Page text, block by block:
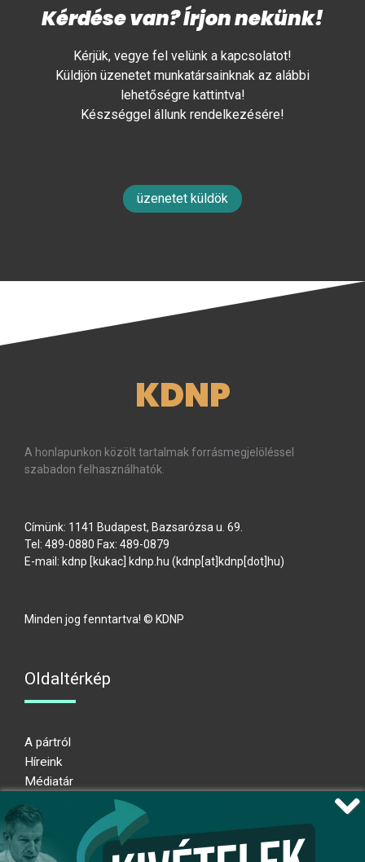
Kérdése van? Írjon nekünk!
Kérjük, vegye fel velünk a kapcsolatot!
Küldjön üzenetet munkatársainknak az alábbi
lehetőségre kattintva!
Készséggel állunk rendelkezésére!
üzenetet küldök
KDNP
A honlapunkon közölt tartalmak forrásmegjelöléssel
szabadon felhasználhatók.
Címünk: 1141 Budapest, Bazsarózsa u. 69.
Tel: 489-0880 Fax: 489-0879
E-mail: kdnp [kukac] kdnp.hu (kdnp[at]kdnp[dot]hu)
Minden jog fenntartva! © KDNP
Oldaltérkép
A pártról
Híreink
Médiatár
Adatkezelési nyilatkozat
Átláthatósági nyilatkozat